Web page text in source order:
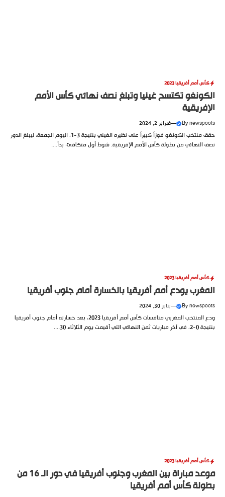
كأس أمم أفريقيا 2023
الكونغو تكتسح غينيا وتبلغ نصف نهائي كأس الأمم
الإفريقية
Bynewspoots
—فبراير 2, 2024
حقق منتخب الكونغو فوزاً كبيراً على نظيره الغيني بنتيجة 3-1، اليوم الجمعة، ليبلغ الدور
نصف النهائي من بطولة كأس الأمم الإفريقية. شوط أول متكافئ: بدأ....
كأس أمم أفريقيا 2023
المغرب يودع أمم أفريقيا بالخسارة أمام جنوب أفريقيا
Bynewspoots
—يناير 30, 2024
ودع المنتخب المغربي منافسات كأس أمم أفريقيا 2023، بعد خسارته أمام جنوب أفريقيا
بنتيجة 0-2، في آخر مباريات ثمن النهائي التي أقيمت يوم الثلاثاء 30....
كأس أمم أفريقيا 2023
موعد مباراة بين المغرب وجنوب أفريقيا في دور الـ 16 من
بطولة كأس أمم أفريقيا